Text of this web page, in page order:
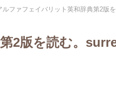
ルファフェイバリット英和辞典第2版
2版を読む。